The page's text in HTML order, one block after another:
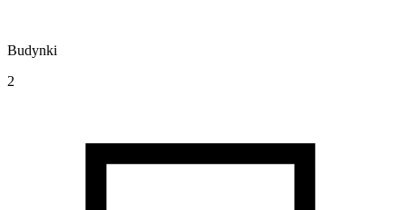
Budynki
2